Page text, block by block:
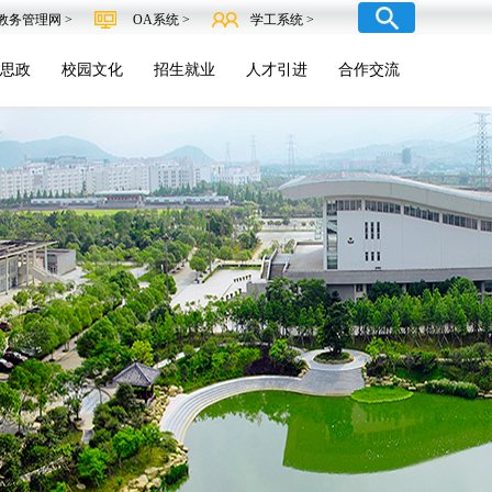
务管理网 > OA系统 > 学工系统 >
政 校园文化 招生就业 人才引进 合作交流